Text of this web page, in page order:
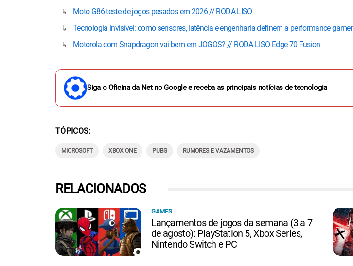
Moto G86 teste de jogos pesados em 2026 // RODA LISO
Tecnologia invisível: como sensores, latência e engenharia definem a performance gamer
Motorola com Snapdragon vai bem em JOGOS? // RODA LISO Edge 70 Fusion
Siga o Oficina da Net no Google e receba as principais notícias de tecnologia
TÓPICOS
MICROSOFT XBOX ONE PUBG RUMORES E VAZAMENTOS
RELACIONADOS
GAMES
Lançamentos de jogos da semana (3 a 7
de agosto): PlayStation 5, Xbox Series,
Nintendo Switch e PC